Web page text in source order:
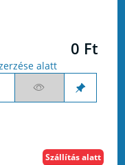
0 Ft
alatt
Szállítás alatt